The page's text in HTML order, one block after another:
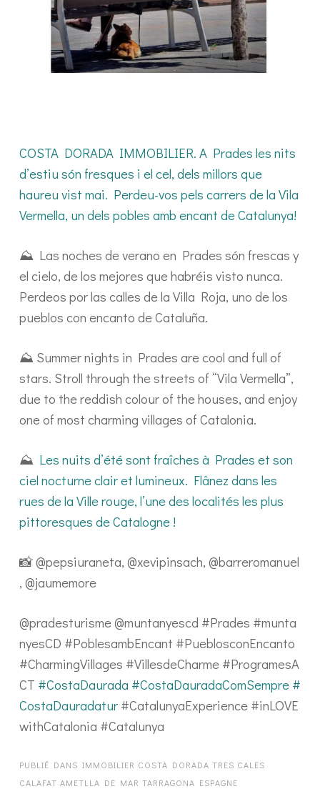
COSTA DORADA IMMOBILIER. A Prades les nits
d’estiu són fresques i el cel, dels millors que
haureu vist mai. Perdeu-vos pels carrers de la Vila
Vermella, un dels pobles amb encant de Catalunya!
⛰️ Las noches de verano en Prades són frescas y
el cielo, de los mejores que habréis visto nunca.
Perdeos por las calles de la Villa Roja, uno de los
pueblos con encanto de Cataluña.
⛰️ Summer nights in Prades are cool and full of
stars. Stroll through the streets of “Vila Vermella”,
due to the reddish colour of the houses, and enjoy
one of most charming villages of Catalonia.
⛰️ Les nuits d’été sont fraîches à Prades et son
ciel nocturne clair et lumineux. Flânez dans les
rues de la Ville rouge, l’une des localités les plus
pittoresques de Catalogne !
📸 @pepsiuraneta, @xevipinsach, @barreromanuel
, @jaumemore
@pradesturisme @muntanyescd #Prades #munta
nyesCD #PoblesambEncant #PueblosconEncanto
#CharmingVillages #VillesdeCharme #ProgramesA
CT #CostaDaurada #CostaDauradaComSempre #
CostaDauradatur #CatalunyaExperience #inLOVE
withCatalonia #Catalunya
PUBLIÉ DANS IMMOBILIER COSTA DORADA TRES CALES
CALAFAT AMETLLA DE MAR TARRAGONA ESPAGNE